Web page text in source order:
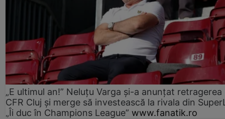
„E ultimul an!” Neluțu Varga și-a anunțat retragerea
CFR Cluj și merge să investească la rivala din
„Îi duc în Champions League” www.fanatik.ro